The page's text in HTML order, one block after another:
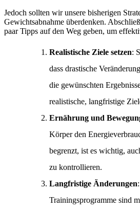
Jedoch sollten wir unsere bisherigen
Gewichtsabnahme überdenken.
paar Tipps auf den Weg geben, um
Realistische Ziele setzen:
dass drastische
die gewünschten
realistische, langfristige
Ernährung und
Körper den
begrenzt, ist es wichtig,
zu kontrollieren.
Langfristige Änderungen
Trainingsprogramme sind